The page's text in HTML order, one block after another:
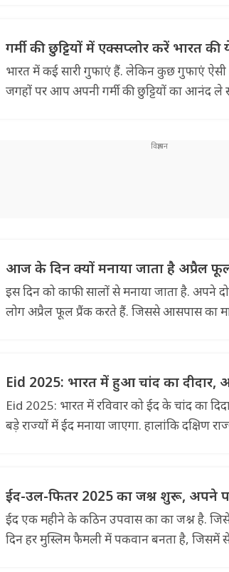
गर्मी की छुट्टियों में एक्सप्लोर करें भारत
भारत में कई सारी गुफाएं हैं. लेकिन कुछ गुफाएं ऐसी
जगहों पर आप अपनी गर्मी की छुट्टियों का आनंद ले
आज के दिन क्यों मनाया जाता है अप्रैल
इस दिन को काफी सालों से मनाया जाता है. अपने
लोग अप्रैल फूल प्रैंक करते हैं. जिससे आसपास का
Eid 2025: भारत में हुआ चांद का दीदार,
Eid 2025: भारत में रविवार को ईद के चांद का
बड़े राज्यों में ईद मनाया जाएगा. हालांकि दक्षिण
ईद-उल-फितर 2025 का जश्न शुरू, अपने
ईद एक महीने के कठिन उपवास का का जश्न है.
दिन हर मुस्लिम फैमली में पकवान बनता है, जिसमें